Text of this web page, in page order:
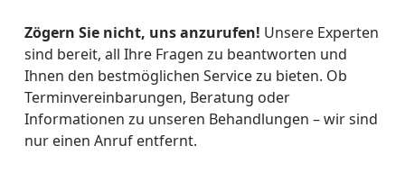
Zögern Sie nicht, uns anzurufen! Unsere Experten
sind bereit, all Ihre Fragen zu beantworten und
Ihnen den bestmöglichen Service zu bieten. Ob
Terminvereinbarungen, Beratung oder
Informationen zu unseren Behandlungen – wir sind
nur einen Anruf entfernt.